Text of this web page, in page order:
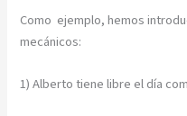
Como ejemplo, hemos
mecánicos:
1) Alberto tiene libre el día